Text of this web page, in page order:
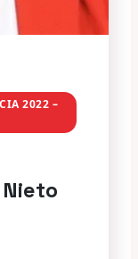
2022 –